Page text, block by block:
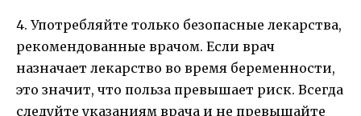
4. Употребляйте только безопасные лекарства,
рекомендованные врачом. Если врач
назначает лекарство во время беременности,
это значит, что польза превышает риск. Всегда
следуйте указаниям врача и не превышайте